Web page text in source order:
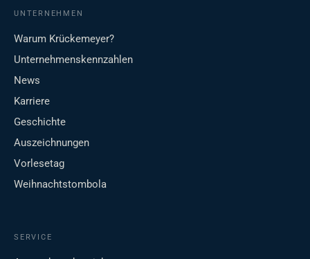
UNTERNEHMEN
Warum Krückemeyer?
Unternehmenskennzahlen
News
Karriere
Geschichte
Auszeichnungen
Vorlesetag
Weihnachtstombola
SERVICE